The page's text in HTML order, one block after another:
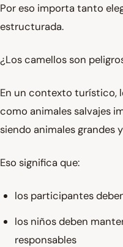
Por eso importa tanto
estructurada.
¿Los camellos son
En un contexto turístico,
como animales salvajes
siendo animales grandes
Eso significa que:
los participantes
los niños deben
responsables